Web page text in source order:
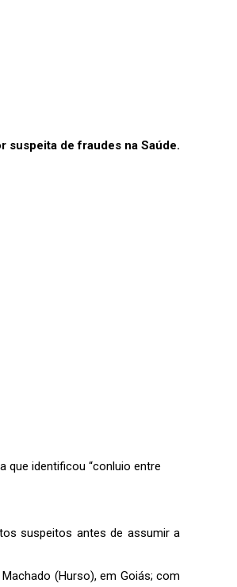
suspeita de fraudes na Saúde.
que identificou “conluio entre
suspeitos antes de assumir a
(Hurso), em Goiás; com